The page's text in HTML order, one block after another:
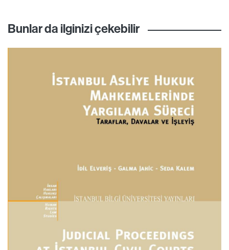
Bunlar da ilginizi çekebilir